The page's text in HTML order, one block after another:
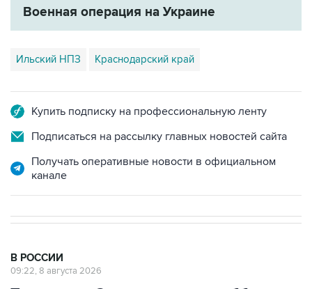
Военная операция на Украине
Ильский НПЗ Краснодарский край
Купить подписку на профессиональную ленту
Подписаться на рассылку главных новостей сайта
Получать оперативные новости в официальном
канале
В РОССИИ
09:22, 8 августа 2026